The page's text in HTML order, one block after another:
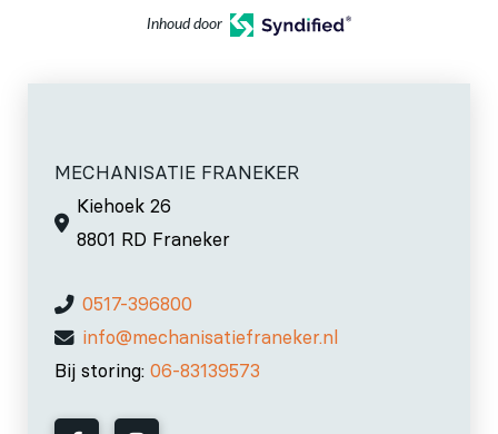
Inhoud door
MECHANISATIE FRANEKER
Kiehoek 26
8801 RD Franeker
0517-396800
info@mechanisatiefraneker.nl
Bij storing: 06-83139573